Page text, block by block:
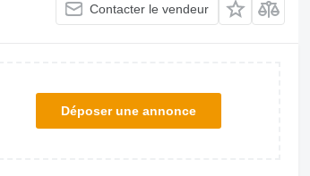
Contacter le vendeur
Déposer une annonce